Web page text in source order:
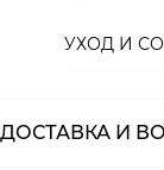
УХОД И
ДОСТАВКА И